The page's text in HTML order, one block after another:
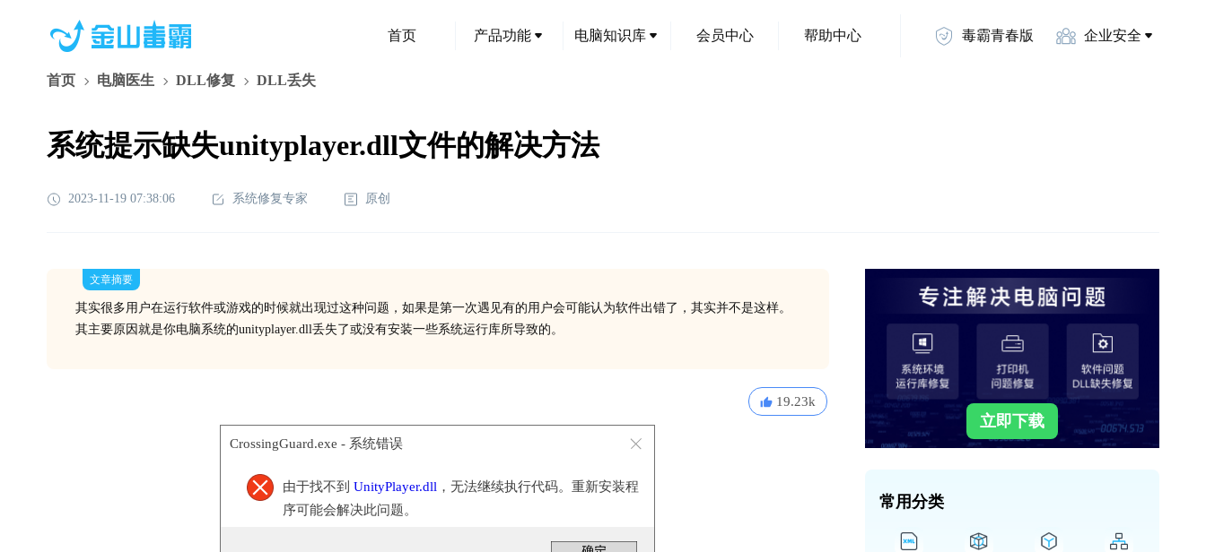
首页 产品功能 电脑知识库 会员中心 帮助中心 毒霸青春版 企业安全
首页 电脑医生 DLL修复 DLL丢失
系统提示缺失unityplayer.dll文件的解决方法
2023-11-19 07:38:06 系统修复专家 原创
文章摘要
其实很多用户在运行软件或游戏的时候就出现过这种问题，如果是第一次遇见有的用户会可能认为软件出错了，其实并不是这样。
其主要原因就是你电脑系统的unityplayer.dll丢失了或没有安装一些系统运行库所导致的。
19.23k
CrossingGuard.exe - 系统错误
由于找不到 UnityPlayer.dll ，无法继续执行代码。重新安装程
序可能会解决此问题。
立即下载
常用分类